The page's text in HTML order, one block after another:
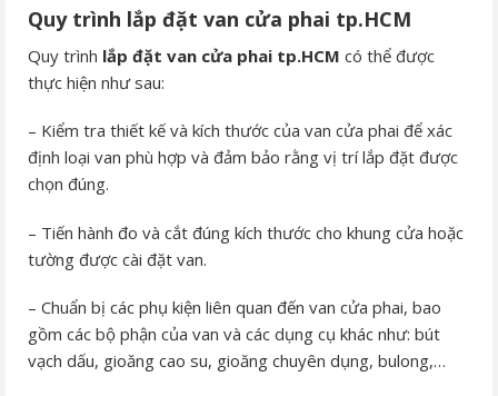
Quy trình lắp đặt van cửa phai tp.HCM
Quy trình lắp đặt van cửa phai tp.HCM có thể được
thực hiện như sau:
– Kiểm tra thiết kế và kích thước của van cửa phai để xác
định loại van phù hợp và đảm bảo rằng vị trí lắp đặt được
chọn đúng.
– Tiến hành đo và cắt đúng kích thước cho khung cửa hoặc
tường được cài đặt van.
– Chuẩn bị các phụ kiện liên quan đến van cửa phai, bao
gồm các bộ phận của van và các dụng cụ khác như: bút
vạch dấu, gioăng cao su, gioăng chuyên dụng, bulong,…